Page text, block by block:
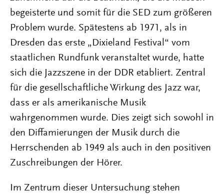
begeisterte und somit für die SED zum größeren
Problem wurde. Spätestens ab 1971, als in
Dresden das erste „Dixieland Festival“ vom
staatlichen Rundfunk veranstaltet wurde, hatte
sich die Jazzszene in der DDR etabliert. Zentral
für die gesellschaftliche Wirkung des Jazz war,
dass er als amerikanische Musik
wahrgenommen wurde. Dies zeigt sich sowohl in
den Diffamierungen der Musik durch die
Herrschenden ab 1949 als auch in den positiven
Zuschreibungen der Hörer.
Im Zentrum dieser Untersuchung stehen